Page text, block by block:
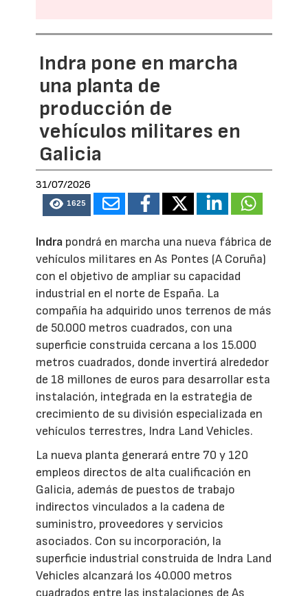
Indra pone en marcha
una planta de
producción de
vehículos militares en
Galicia
31/07/2026
1625
Indra pondrá en marcha una nueva fábrica de
vehículos militares en As Pontes (A Coruña)
con el objetivo de ampliar su capacidad
industrial en el norte de España. La
compañía ha adquirido unos terrenos de más
de 50.000 metros cuadrados, con una
superficie construida cercana a los 15.000
metros cuadrados, donde invertirá alrededor
de 18 millones de euros para desarrollar esta
instalación, integrada en la estrategia de
crecimiento de su división especializada en
vehículos terrestres, Indra Land Vehicles.
La nueva planta generará entre 70 y 120
empleos directos de alta cualificación en
Galicia, además de puestos de trabajo
indirectos vinculados a la cadena de
suministro, proveedores y servicios
asociados. Con su incorporación, la
superficie industrial construida de Indra Land
Vehicles alcanzará los 40.000 metros
cuadrados entre las instalaciones de As